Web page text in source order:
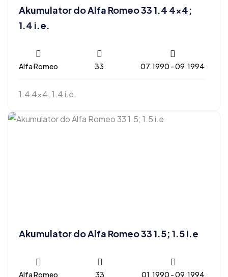
Akumulator do Alfa Romeo 33 1.4 4×4;
1.4 i.e.
Alfa Romeo 33 07.1990 - 09.1994
1.4 4x4; 1.4 i.e.
Akumulator do Alfa Romeo 33 1.5; 1.5 i.e
Alfa Romeo 33 01.1990 - 09.1994